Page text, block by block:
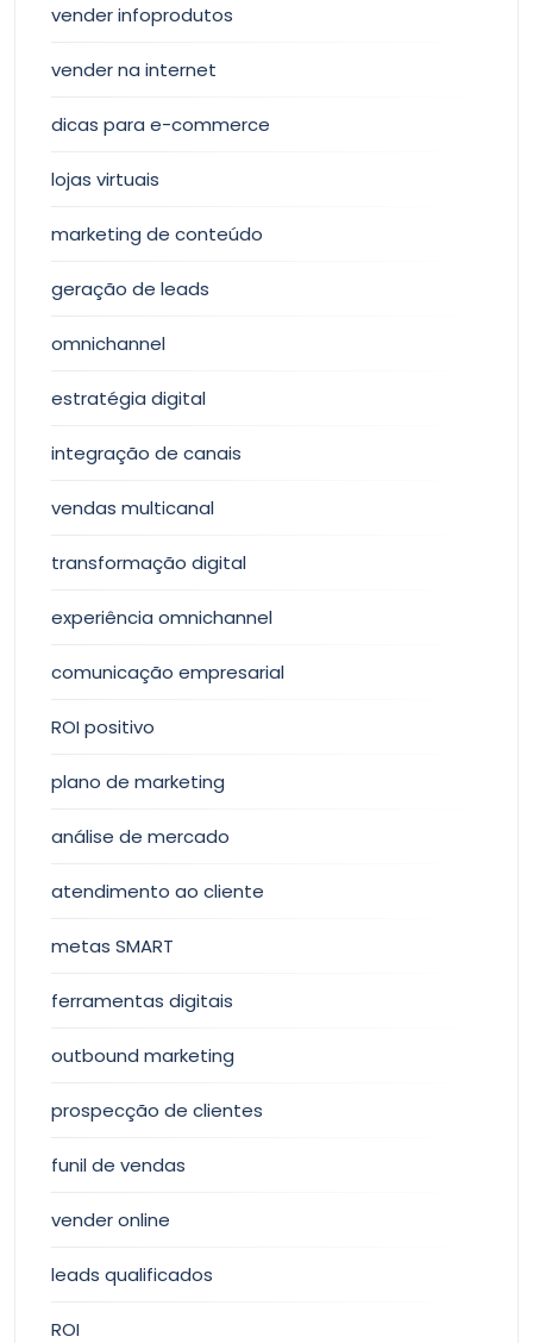
vender infoprodutos
vender na internet
dicas para e-commerce
lojas virtuais
marketing de conteúdo
geração de leads
omnichannel
estratégia digital
integração de canais
vendas multicanal
transformação digital
experiência omnichannel
comunicação empresarial
ROI positivo
plano de marketing
análise de mercado
atendimento ao cliente
metas SMART
ferramentas digitais
outbound marketing
prospecção de clientes
funil de vendas
vender online
leads qualificados
ROI